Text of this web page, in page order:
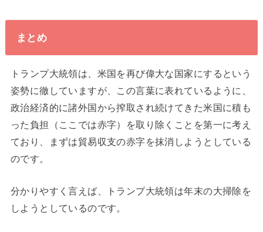
まとめ
トランプ大統領は、米国を再び偉大な国家にするという
姿勢に徹していますが、この言葉に表れているように、
政治経済的に諸外国から搾取され続けてきた米国に積も
った負担（ここでは赤字）を取り除くことを第一に考え
ており、まずは貿易収支の赤字を抹消しようとしている
のです。
分かりやすく言えば、トランプ大統領は年末の大掃除を
しようとしているのです。